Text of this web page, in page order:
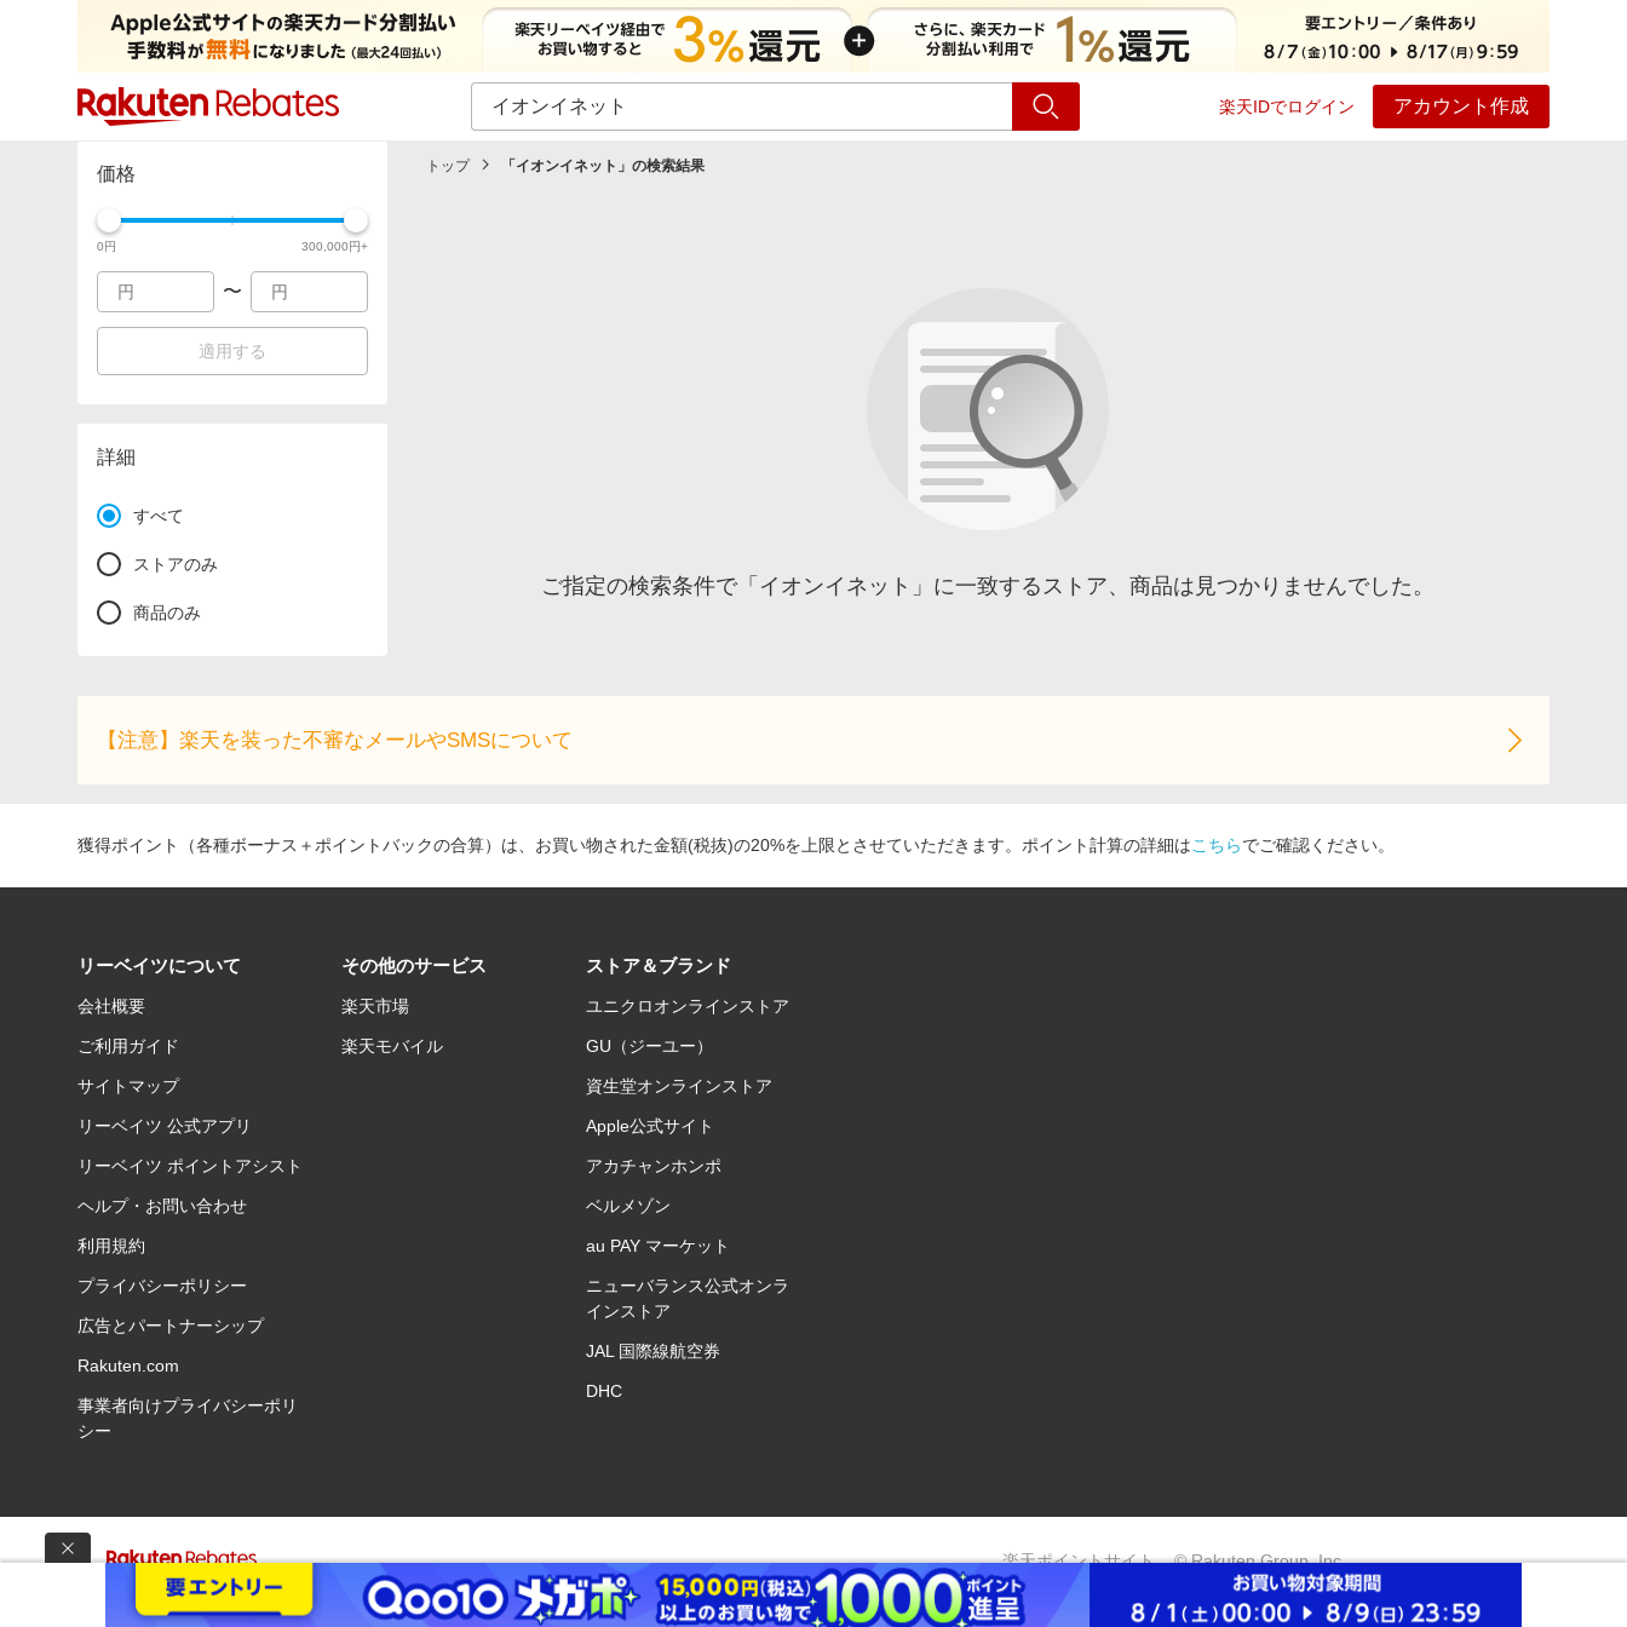
楽天IDでログイン アカウント作成
カテゴリー一覧 イベント一覧 ショッピング
価格
0円 300,000円+
〜
適用する
詳細
すべて
ストアのみ
商品のみ
トップ 「 イオンイネット 」の検索結果
ご指定の検索条件で「イオンイネット」に一致するストア、商品は見つかりませんでした。
【注意】楽天を装った不審なメールやSMSについて
獲得ポイント（各種ボーナス＋ポイントバックの合算）は、お買い物された金額(税抜)の20%を上限とさせていただきます。ポイント計算の詳細はこちらでご確認ください。
リーベイツについて
会社概要
ご利用ガイド
サイトマップ
リーベイツ 公式アプリ
リーベイツ ポイントアシスト
ヘルプ・お問い合わせ
利用規約
プライバシーポリシー
広告とパートナーシップ
Rakuten.com
事業者向けプライバシーポリ
シー
その他のサービス
楽天市場
楽天モバイル
ストア＆ブランド
ユニクロオンラインストア
GU（ジーユー）
資生堂オンラインストア
Apple公式サイト
アカチャンホンポ
ベルメゾン
au PAY マーケット
ニューバランス公式オンラ
インストア
JAL 国際線航空券
DHC
楽天ポイントサイト © Rakuten Group, Inc.